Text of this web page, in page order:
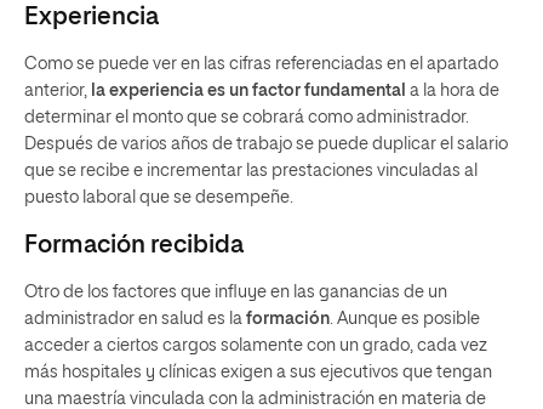
Experiencia
Como se puede ver en las cifras referenciadas en el apartado
anterior, la experiencia es un factor fundamental a la hora de
determinar el monto que se cobrará como administrador.
Después de varios años de trabajo se puede duplicar el salario
que se recibe e incrementar las prestaciones vinculadas al
puesto laboral que se desempeñe.
Formación recibida
Otro de los factores que influye en las ganancias de un
administrador en salud es la formación. Aunque es posible
acceder a ciertos cargos solamente con un grado, cada vez
más hospitales y clínicas exigen a sus ejecutivos que tengan
una maestría vinculada con la administración en materia de